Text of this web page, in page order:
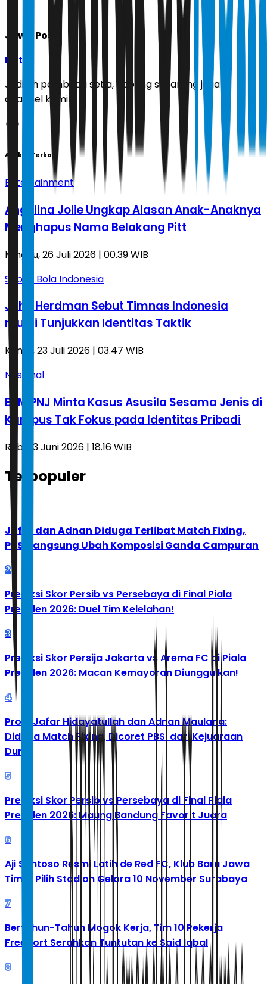
Jawa Pos
Ikuti
Jadilah pembaca setia, gabung sekarang juga di
channel kami!
Artikel Terkait
Entertainment
Angelina Jolie Ungkap Alasan Anak-Anaknya
Menghapus Nama Belakang Pitt
Minggu, 26 Juli 2026 | 00.39 WIB
Sepak Bola Indonesia
John Herdman Sebut Timnas Indonesia
mulai Tunjukkan Identitas Taktik
Kamis, 23 Juli 2026 | 03.47 WIB
Nasional
BEM PNJ Minta Kasus Asusila Sesama Jenis di
Kampus Tak Fokus pada Identitas Pribadi
Rabu, 3 Juni 2026 | 18.16 WIB
Terpopuler
Jafar dan Adnan Diduga Terlibat Match Fixing,
PBSI Langsung Ubah Komposisi Ganda Campuran
2
Prediksi Skor Persib vs Persebaya di Final Piala
Presiden 2026: Duel Tim Kelelahan!
3
Prediksi Skor Persija Jakarta vs Arema FC di Piala
Presiden 2026: Macan Kemayoran Diunggulkan!
4
Profil Jafar Hidayatullah dan Adnan Maulana:
Diduga Match Fixing, Dicoret PBSI dari Kejuaraan
Dunia
5
Prediksi Skor Persib vs Persebaya di Final Piala
Presiden 2026: Maung Bandung Favorit Juara
6
Aji Santoso Resmi Latih de Red FC, Klub Baru Jawa
Timur Pilih Stadion Gelora 10 November Surabaya
7
Bertahun-Tahun Mogok Kerja, Tim 10 Pekerja
Freeport Serahkan Tuntutan ke Said Iqbal
8